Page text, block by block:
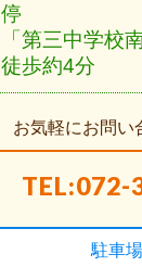
停
「第三中学校
徒歩約4分
お気軽にお問い
TEL:072-
駐車